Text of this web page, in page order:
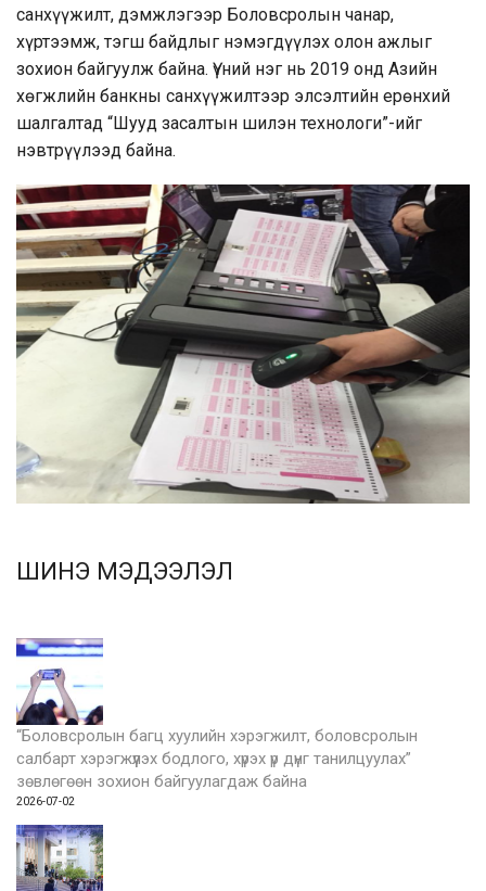
санхүүжилт, дэмжлэгээр Боловсролын чанар,
хүртээмж, тэгш байдлыг нэмэгдүүлэх олон ажлыг
зохион байгуулж байна. Үүний нэг нь 2019 онд Азийн
хөгжлийн банкны санхүүжилтээр элсэлтийн ерөнхий
шалгалтад “Шууд засалтын шилэн технологи”-ийг
нэвтрүүлээд байна.
ШИНЭ МЭДЭЭЛЭЛ
“Боловсролын багц хуулийн хэрэгжилт, боловсролын
салбарт хэрэгжүүлэх бодлого, хүрэх үр дүнг танилцуулах”
зөвлөгөөн зохион байгуулагдаж байна
2026-07-02